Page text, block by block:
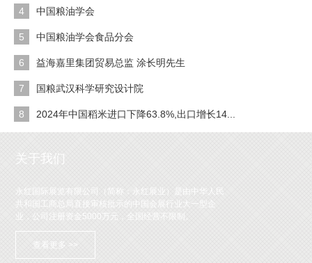
4 中国粮油学会
5 中国粮油学会食品分会
6 益海嘉里集团贸易总监 涂长明先生
7 国粮武汉科学研究设计院
8 2024年中国稻米进口下降63.8%,出口增长14...
关于我们
永红国际展览有限公司（简称：永红展业）是由中华人民
共和国工商总局直接审核批示的中国会展行业大一型企
业，公司注册资金5000万元，全国经营不限制。
查看更多 >>